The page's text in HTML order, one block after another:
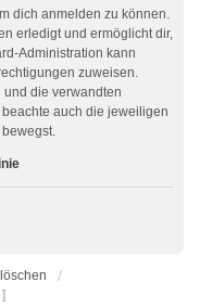
dich anmelden zu können.
erledigt und ermöglicht dir,
Administration kann
zuweisen.
die verwandten
auch die jeweiligen